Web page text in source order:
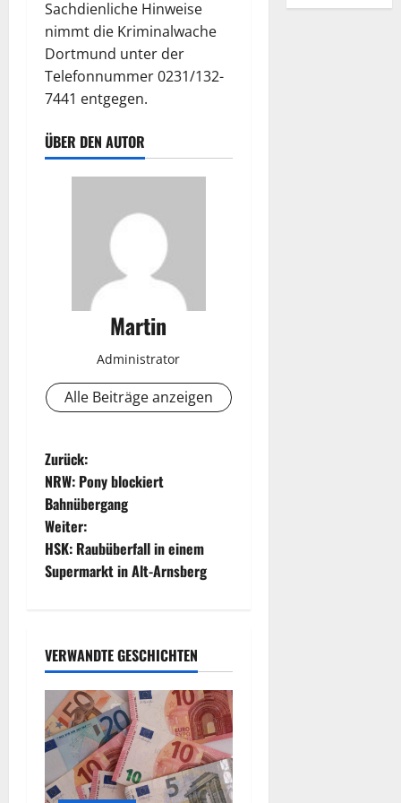
Sachdienliche Hinweise
nimmt die Kriminalwache
Dortmund unter der
Telefonnummer 0231/132-
7441 entgegen.
ÜBER DEN AUTOR
Martin
Administrator
Alle Beiträge anzeigen
B
e
i
t
a
g
s
n
Zurück:
NRW: Pony blockiert
Bahnübergang
Weiter:
HSK: Raubüberfall in einem
Supermarkt in Alt-Arnsberg
VERWANDTE GESCHICHTEN